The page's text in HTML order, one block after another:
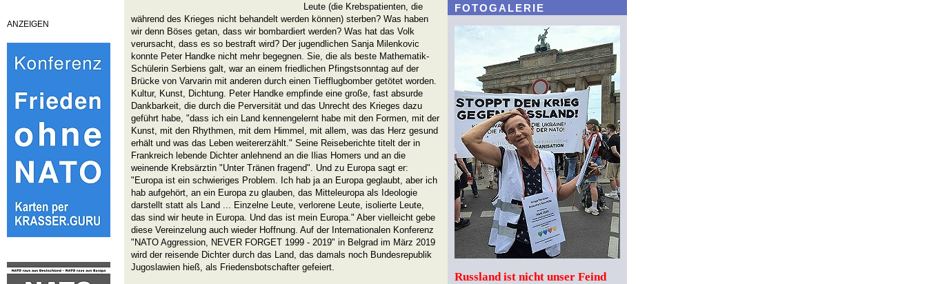
ANZEIGEN
Leute (die Krebspatienten, die
während des Krieges nicht behandelt werden können) sterben? Was haben
wir denn Böses getan, dass wir bombardiert werden? Was hat das Volk
verursacht, dass es so bestraft wird? Der jugendlichen Sanja Milenkovic
konnte Peter Handke nicht mehr begegnen. Sie, die als beste Mathematik-
Schülerin Serbiens galt, war an einem friedlichen Pfingstsonntag auf der
Brücke von Varvarin mit anderen durch einen Tiefflugbomber getötet worden.
Kultur, Kunst, Dichtung. Peter Handke empfinde eine große, fast absurde
Dankbarkeit, die durch die Perversität und das Unrecht des Krieges dazu
geführt habe, "dass ich ein Land kennengelernt habe mit den Formen, mit der
Kunst, mit den Rhythmen, mit dem Himmel, mit allem, was das Herz gesund
erhält und was das Leben weitererzählt." Seine Reiseberichte titelt der in
Frankreich lebende Dichter anlehnend an die Ilias Homers und an die
weinende Krebsärztin "Unter Tränen fragend". Und zu Europa sagt er:
"Europa ist ein schwieriges Problem. Ich hab ja an Europa geglaubt, aber ich
hab aufgehört, an ein Europa zu glauben, das Mitteleuropa als Ideologie
darstellt statt als Land ... Einzelne Leute, verlorene Leute, isolierte Leute,
das sind wir heute in Europa. Und das ist mein Europa." Aber vielleicht gebe
diese Vereinzelung auch wieder Hoffnung. Auf der Internationalen Konferenz
"NATO Aggression, NEVER FORGET 1999 - 2019" in Belgrad im März 2019
wird der reisende Dichter durch das Land, das damals noch Bundesrepublik
Jugoslawien hieß, als Friedensbotschafter gefeiert.
FOTOGALERIE
Russland ist nicht unser Feind